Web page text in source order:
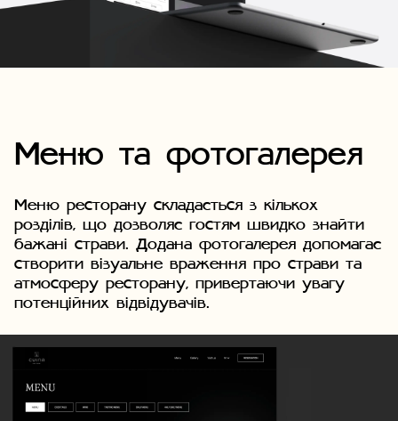
Меню та фотогалерея
Меню ресторану складається з кількох
розділів, що дозволяє гостям швидко знайти
бажані страви. Додана фотогалерея допомагає
створити візуальне враження про страви та
атмосферу ресторану, привертаючи увагу
потенційних відвідувачів.